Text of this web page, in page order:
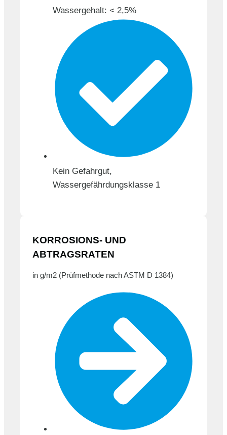
Wassergehalt: < 2,5%
Kein Gefahrgut,
Wassergefährdungsklasse 1
KORROSIONS- UND
ABTRAGSRATEN
in g/m2 (Prüfmethode nach ASTM D 1384)